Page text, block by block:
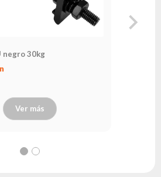
negro 30kg
Ver más